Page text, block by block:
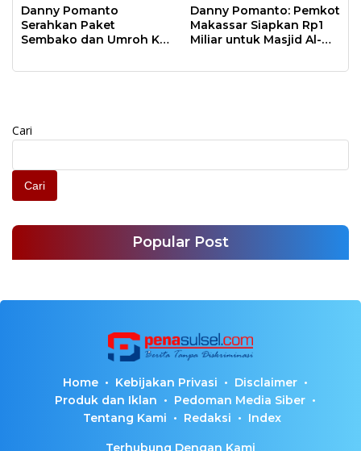
Natal Besok
Danny Pomanto
Serahkan Paket
Sembako dan Umroh Ke
Makassar Shalat Subuh
Danny Pomanto: Pemkot
Makassar Siapkan Rp1
Miliar untuk Masjid Al-
Cari
Cari
Popular Post
Home Kebijakan Privasi
Disclaimer
Produk dan Iklan
Pedoman Media Siber
Tentang Kami
Redaksi Index
Terhubung Dengan Kami